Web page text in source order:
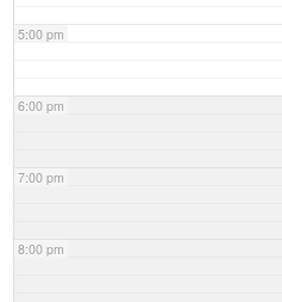
5:00 pm
6:00 pm
7:00 pm
8:00 pm